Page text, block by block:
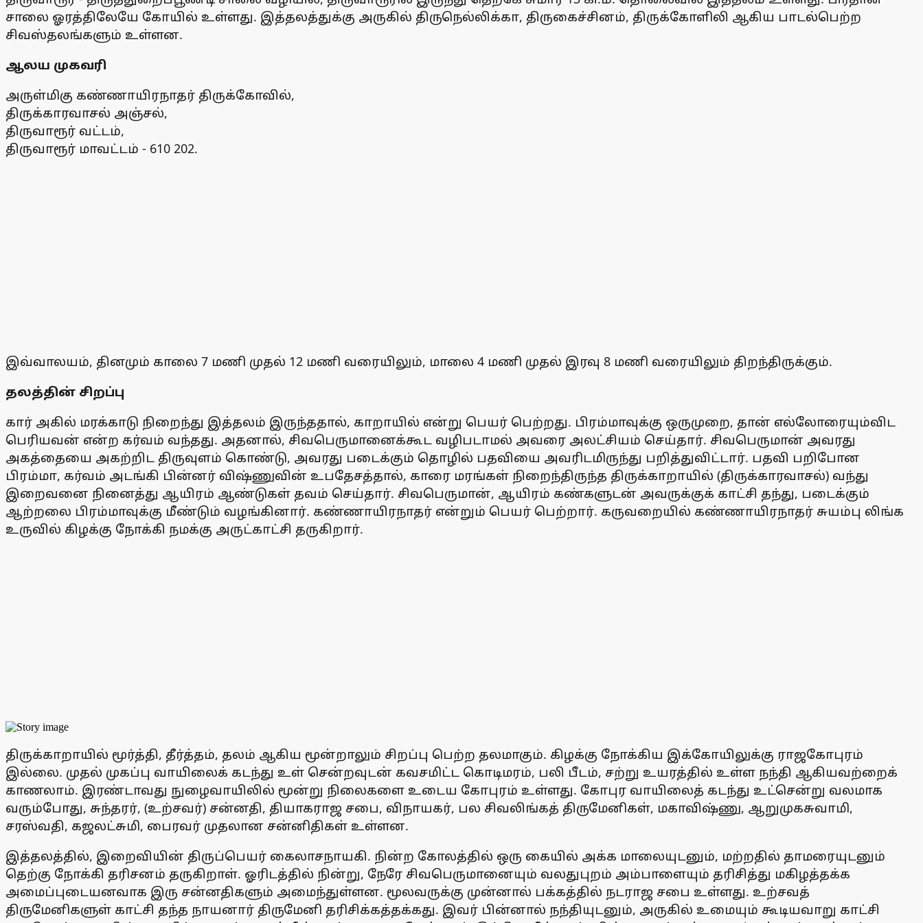
சாலை ஓரத்திலேயே கோயில் உள்ளது. இத்தலத்துக்கு அருகில் திருநெல்லிக்கா, திருகைச்சினம், திருக்கோளிலி ஆகிய பாடல்பெற்ற
சிவஸ்தலங்களும் உள்ளன.
ஆலய முகவரி
அருள்மிகு கண்ணாயிரநாதர் திருக்கோவில்,
திருக்காரவாசல் அஞ்சல்,
திருவாரூர் வட்டம்,
திருவாரூர் மாவட்டம் - 610 202.
இவ்வாலயம், தினமும் காலை 7 மணி முதல் 12 மணி வரையிலும், மாலை 4 மணி முதல் இரவு 8 மணி வரையிலும் திறந்திருக்கும்.
தலத்தின் சிறப்பு
கார் அகில் மரக்காடு நிறைந்து இத்தலம் இருந்ததால், காறாயில் என்று பெயர் பெற்றது. பிரம்மாவுக்கு ஒருமுறை, தான் எல்லோரையும்விட
பெரியவன் என்ற கர்வம் வந்தது. அதனால், சிவபெருமானைக்கூட வழிபடாமல் அவரை அலட்சியம் செய்தார். சிவபெருமான் அவரது
அகத்தையை அகற்றிட திருவுளம் கொண்டு, அவரது படைக்கும் தொழில் பதவியை அவரிடமிருந்து பறித்துவிட்டார். பதவி பறிபோன
பிரம்மா, கர்வம் அடங்கி பின்னர் விஷ்ணுவின் உபதேசத்தால், காரை மரங்கள் நிறைந்திருந்த திருக்காறாயில் (திருக்காரவாசல்) வந்து
இறைவனை நினைத்து ஆயிரம் ஆண்டுகள் தவம் செய்தார். சிவபெருமான், ஆயிரம் கண்களுடன் அவருக்குக் காட்சி தந்து, படைக்கும்
ஆற்றலை பிரம்மாவுக்கு மீண்டும் வழங்கினார். கண்ணாயிரநாதர் என்றும் பெயர் பெற்றார். கருவறையில் கண்ணாயிரநாதர் சுயம்பு லிங்க
உருவில் கிழக்கு நோக்கி நமக்கு அருட்காட்சி தருகிறார்.
திருக்காறாயில் மூர்த்தி, தீர்த்தம், தலம் ஆகிய மூன்றாலும் சிறப்பு பெற்ற தலமாகும். கிழக்கு நோக்கிய இக்கோயிலுக்கு ராஜகோபுரம்
இல்லை. முதல் முகப்பு வாயிலைக் கடந்து உள் சென்றவுடன் கவசமிட்ட கொடிமரம், பலி பீடம், சற்று உயரத்தில் உள்ள நந்தி ஆகியவற்றைக்
காணலாம். இரண்டாவது நுழைவாயிலில் மூன்று நிலைகளை உடைய கோபுரம் உள்ளது. கோபுர வாயிலைத் கடந்து உட்சென்று வலமாக
வரும்போது, சுந்தரர், (உற்சவர்) சன்னதி, தியாகராஜ சபை, விநாயகர், பல சிவலிங்கத் திருமேனிகள், மகாவிஷ்ணு, ஆறுமுகசுவாமி,
சரஸ்வதி, கஜலட்சுமி, பைரவர் முதலான சன்னிதிகள் உள்ளன.
இத்தலத்தில், இறைவியின் திருப்பெயர் கைலாசநாயகி. நின்ற கோலத்தில் ஒரு கையில் அக்க மாலையுடனும், மற்றதில் தாமரையுடனும்
தெற்கு நோக்கி தரிசனம் தருகிறாள். ஓரிடத்தில் நின்று, நேரே சிவபெருமானையும் வலதுபுறம் அம்பாளையும் தரிசித்து மகிழத்தக்க
அமைப்புடையனவாக இரு சன்னதிகளும் அமைந்துள்ளன. மூலவருக்கு முன்னால் பக்கத்தில் நடராஜ சபை உள்ளது. உற்சவத்
திருமேனிகளுள் காட்சி தந்த நாயனார் திருமேனி தரிசிக்கத்தக்கது. இவர் பின்னால் நந்தியுடனும், அருகில் உமையும் கூடியவாறு காட்சி